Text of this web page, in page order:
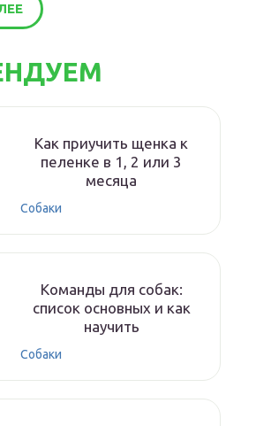
Как приучить щенка к
пеленке в 1, 2 или 3
месяца
Собаки
Команды для собак:
список основных и как
научить
Собаки